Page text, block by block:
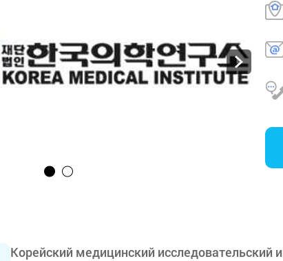
Корейский медицинский исследовательский